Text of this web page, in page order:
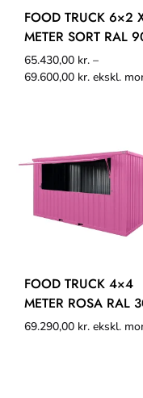
FOOD TRUCK 6×2
METER SORT RAL
65.430,00 kr. –
69.600,00 kr. ekskl.
FOOD TRUCK 4×4
METER ROSA RAL
69.290,00 kr. ekskl.